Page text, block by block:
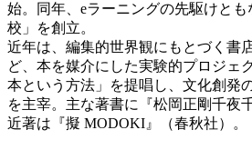
始。同年、eラーニングの先駆けと
校」を創立。
近年は、編集的世界観にもとづく書
ど、本を媒介にした実験的プロジェ
本という方法」を提唱し、文化創発
を主宰。主な著書に『松岡正剛千夜
近著は『擬 MODOKI』（春秋社）。